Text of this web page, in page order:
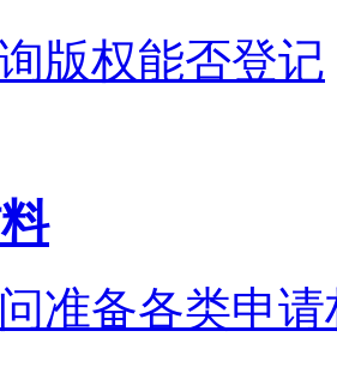
版权能否登记
准备各类申请